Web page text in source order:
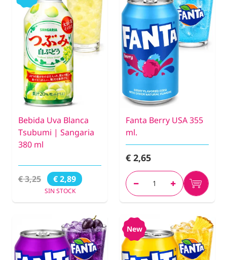
Bebida Uva Blanca
Tsubumi | Sangaria
380 ml
€ 3,25 € 2,89
SIN STOCK
Fanta Berry USA 355
ml.
€ 2,65
New